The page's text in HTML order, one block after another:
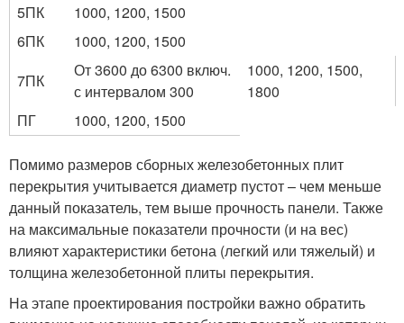
5ПК
1000, 1200, 1500
6ПК
1000, 1200, 1500
7ПК
От 3600 до 6300 включ.
с интервалом 300
1000, 1200, 1500,
1800
ПГ
1000, 1200, 1500
Помимо размеров сборных железобетонных плит
перекрытия учитывается диаметр пустот – чем меньше
данный показатель, тем выше прочность панели. Также
на максимальные показатели прочности (и на вес)
влияют характеристики бетона (легкий или тяжелый) и
толщина железобетонной плиты перекрытия.
На этапе проектирования постройки важно обратить